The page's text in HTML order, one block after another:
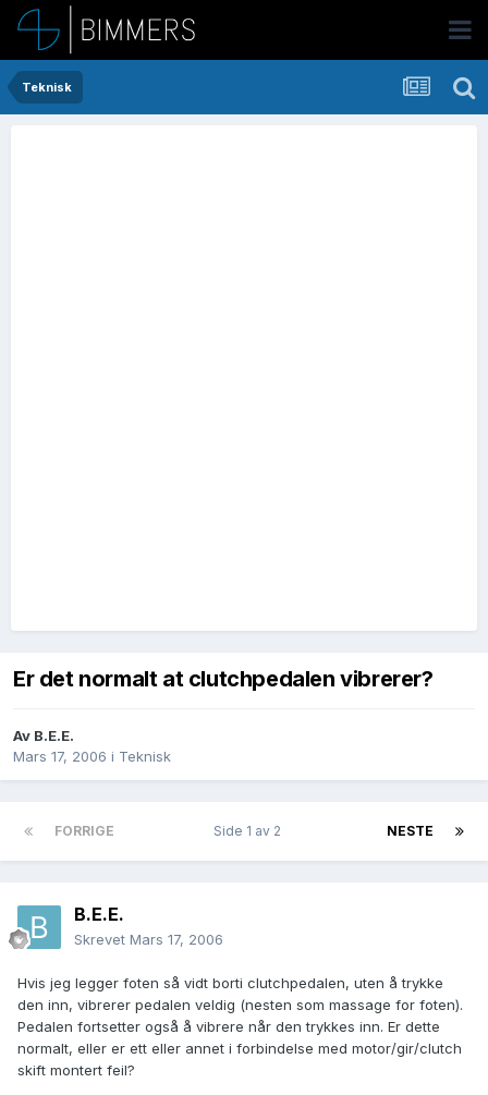
Teknisk
Er det normalt at clutchpedalen vibrerer?
Av B.E.E.
Mars 17, 2006 i Teknisk
FORRIGE NESTE
Side 1 av 2
B.E.E.
Skrevet Mars 17, 2006
Hvis jeg legger foten så vidt borti clutchpedalen, uten å trykke
den inn, vibrerer pedalen veldig (nesten som massage for foten).
Pedalen fortsetter også å vibrere når den trykkes inn. Er dette
normalt, eller er ett eller annet i forbindelse med motor/gir/clutch
skift montert feil?